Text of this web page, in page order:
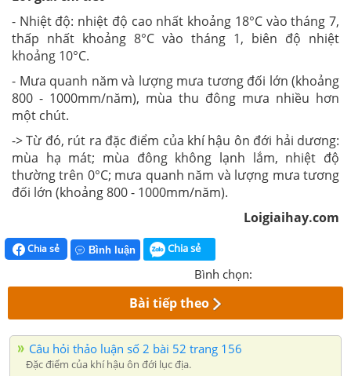
- Nhiệt độ: nhiệt độ cao nhất khoảng 18°C vào tháng 7,
thấp nhất khoảng 8°C vào tháng 1, biên độ nhiệt
khoảng 10°C.
- Mưa quanh năm và lượng mưa tương đối lớn (khoảng
800 - 1000mm/năm), mùa thu đông mưa nhiều hơn
một chút.
-> Từ đó, rút ra đặc điểm của khí hậu ôn đới hải dương:
mùa hạ mát; mùa đông không lạnh lắm, nhiệt độ
thường trên 0°C; mưa quanh năm và lượng mưa tương
đối lớn (khoảng 800 - 1000mm/năm).
Loigiaihay.com
Chia sẻ Bình luận Chia sẻ
Bình chọn:
Bài tiếp theo
Câu hỏi thảo luận số 2 bài 52 trang 156
Đặc điểm của khí hậu ôn đới lục địa.